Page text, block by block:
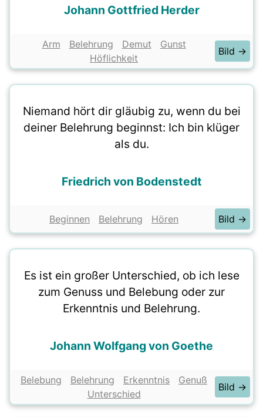
Johann Gottfried Herder
Arm Belehrung Demut
Gunst
Höflichkeit
Bild →
Niemand hört dir gläubig zu, wenn du bei
deiner Belehrung beginnst: Ich bin klüger
als du.
Friedrich von Bodenstedt
Beginnen Belehrung Hören Bild →
Es ist ein großer Unterschied, ob ich lese
zum Genuss und Belebung oder zur
Erkenntnis und Belehrung.
Johann Wolfgang von Goethe
Belebung Belehrung Erkenntnis
Genuß
Unterschied
Bild →